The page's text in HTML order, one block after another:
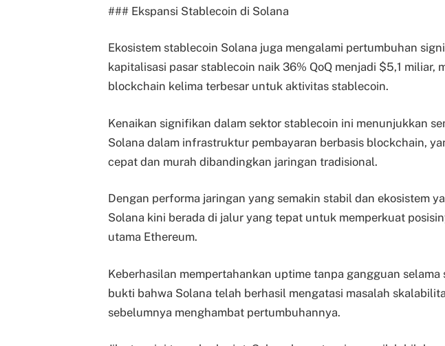
### Ekspansi Stablecoin di Solana
Ekosistem stablecoin Solana juga mengalami pertumbuhan
kapitalisasi pasar stablecoin naik 36% QoQ menjadi $5,1 miliar,
blockchain kelima terbesar untuk aktivitas stablecoin.
Kenaikan signifikan dalam sektor stablecoin ini menunjukkan
Solana dalam infrastruktur pembayaran berbasis blockchain,
cepat dan murah dibandingkan jaringan tradisional.
Dengan performa jaringan yang semakin stabil dan ekosistem
Solana kini berada di jalur yang tepat untuk memperkuat
utama Ethereum.
Keberhasilan mempertahankan uptime tanpa gangguan selama
bukti bahwa Solana telah berhasil mengatasi masalah
sebelumnya menghambat pertumbuhannya.